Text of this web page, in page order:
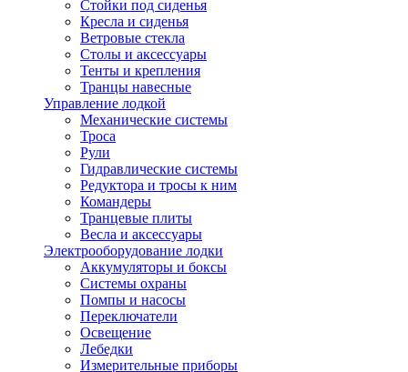
Стойки под сиденья
Кресла и сиденья
Ветровые стекла
Столы и аксессуары
Тенты и крепления
Транцы навесные
Управление лодкой
Механические системы
Троса
Рули
Гидравлические системы
Редуктора и тросы к ним
Командеры
Транцевые плиты
Весла и аксессуары
Электрооборудование лодки
Аккумуляторы и боксы
Системы охраны
Помпы и насосы
Переключатели
Освещение
Лебедки
Измерительные приборы